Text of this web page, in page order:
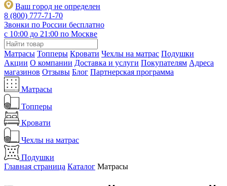
Ваш город не определен
8 (800) 777-71-70
Звонки по России бесплатно
c 10:00 до 21:00 по Москве
Матрасы Топперы Кровати Чехлы на матрас Подушки
Акции О компании Доставка и услуги Покупателям Адреса
магазинов Отзывы Блог Партнерская программа
Матрасы
Топперы
Кровати
Чехлы на матрас
Подушки
Главная страница Каталог Матрасы